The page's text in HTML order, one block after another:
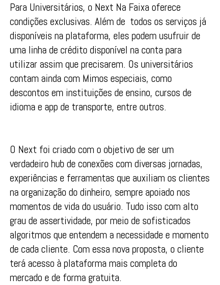
Para Universitários, o Next Na Faixa oferece
condições exclusivas. Além de todos os serviços já
disponíveis na plataforma, eles podem usufruir de
uma linha de crédito disponível na conta para
utilizar assim que precisarem. Os universitários
contam ainda com Mimos especiais, como
descontos em instituições de ensino, cursos de
idioma e app de transporte, entre outros.
O Next foi criado com o objetivo de ser um
verdadeiro hub de conexões com diversas jornadas,
experiências e ferramentas que auxiliam os clientes
na organização do dinheiro, sempre apoiado nos
momentos de vida do usuário. Tudo isso com alto
grau de assertividade, por meio de sofisticados
algoritmos que entendem a necessidade e momento
de cada cliente. Com essa nova proposta, o cliente
terá acesso à plataforma mais completa do
mercado e de forma gratuita.